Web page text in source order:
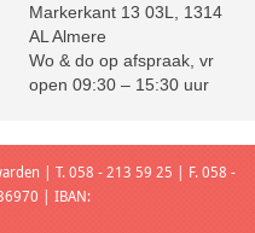
Markerkant 13 03L, 1314
AL Almere
Wo & do op afspraak, vr
open 09:30 – 15:30 uur
| T. 058 - 213 59 25 | F. 058 -
| IBAN: